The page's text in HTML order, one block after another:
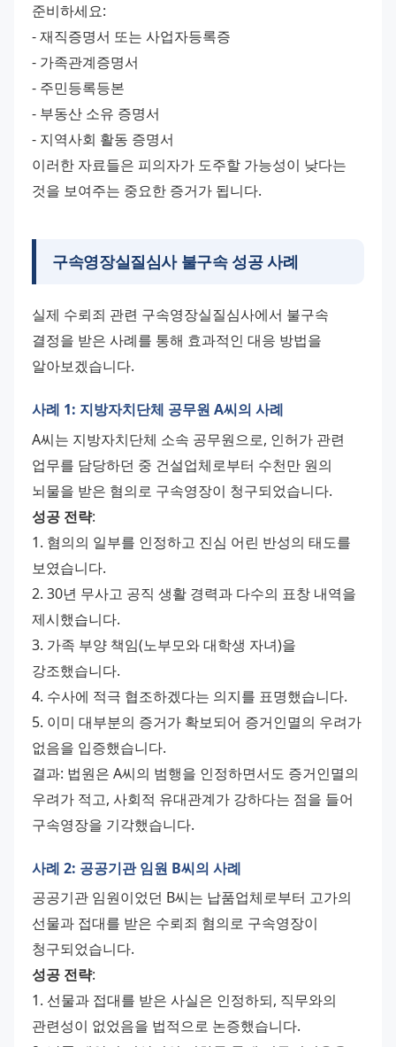
준비하세요:
- 재직증명서 또는 사업자등록증
- 가족관계증명서
- 주민등록등본
- 부동산 소유 증명서
- 지역사회 활동 증명서
이러한 자료들은 피의자가 도주할 가능성이 낮다는
것을 보여주는 중요한 증거가 됩니다.
구속영장실질심사 불구속 성공 사례
실제 수뢰죄 관련 구속영장실질심사에서 불구속
결정을 받은 사례를 통해 효과적인 대응 방법을
알아보겠습니다.
사례 1: 지방자치단체 공무원 A씨의 사례
A씨는 지방자치단체 소속 공무원으로, 인허가 관련
업무를 담당하던 중 건설업체로부터 수천만 원의
뇌물을 받은 혐의로 구속영장이 청구되었습니다.
성공 전략:
1. 혐의의 일부를 인정하고 진심 어린 반성의 태도를
보였습니다.
2. 30년 무사고 공직 생활 경력과 다수의 표창 내역을
제시했습니다.
3. 가족 부양 책임(노부모와 대학생 자녀)을
강조했습니다.
4. 수사에 적극 협조하겠다는 의지를 표명했습니다.
5. 이미 대부분의 증거가 확보되어 증거인멸의 우려가
없음을 입증했습니다.
결과: 법원은 A씨의 범행을 인정하면서도 증거인멸의
우려가 적고, 사회적 유대관계가 강하다는 점을 들어
구속영장을 기각했습니다.
사례 2: 공공기관 임원 B씨의 사례
공공기관 임원이었던 B씨는 납품업체로부터 고가의
선물과 접대를 받은 수뢰죄 혐의로 구속영장이
청구되었습니다.
성공 전략:
1. 선물과 접대를 받은 사실은 인정하되, 직무와의
관련성이 없었음을 법적으로 논증했습니다.